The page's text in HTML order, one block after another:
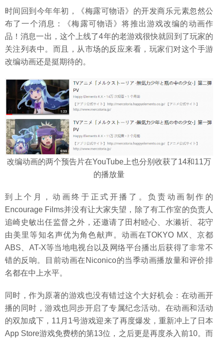
时间回到今年年初，《梅露可物语》的开发商乐元素忽然公
布了一个消息：《梅露可物语》将推出游戏改编的动画作
品！消息一出，这个上线了4年的老游戏很快就回到了玩家的
关注列表中。而且，从市场的反应来看，玩家们对这个手游
改编动画还是挺期待的。
改编动画的两个预告片在YouTube上也分别收获了14和11万
的播放量
到上个月，动画终于正式开播了。负责动画制作的
Encourage Films并没有让大家失望，除了有工作室的负责人
追崎史敏出任监督之外，还邀请了田村睦心、水濑祈、花守
由美里等知名声优为角色献声。动画在TOKYO MX、京都
ABS、AT-X等当地电视台以及网络平台播出后获得了非常不
错的反响。目前动画在Niconico的当季动画播放量和评价排
名都在中上水平。
同时，作为原著的游戏也没有错过这个大好机会：在动画开
播的同时，游戏也同步开启了专属纪念活动。在动画和活动
的双加成下，11月1号游戏迎来了再度爆发，重新冲上了日本
App Store游戏免费榜的第13位，之后更是再度杀入前10。而